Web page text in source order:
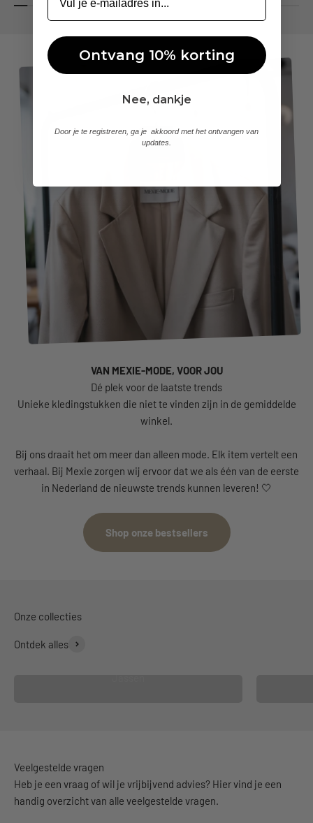
VAN MEXIE-MODE, VOOR JOU
Unieke kledingstukken die niet te vinden zijn in de gemiddelde
winkel.
Bij ons draait het om meer dan alleen mode. Elk item vertelt een
verhaal. Bij Mexie zorgen wij ervoor dat we als één van de eerste
in Nederland de nieuwste trends kunnen leveren! 🤍
Shop onze bestsellers
Ontdek alles
Veelgestelde vragen
Heb je een vraag of wil je vrijbijvend advies? Hier vind je een
handig overzicht van alle veelgestelde vragen.
Ontvang 10% korting
Nee, dankje
Door je te registreren, ga je akkoord met het ontvangen van
updates.